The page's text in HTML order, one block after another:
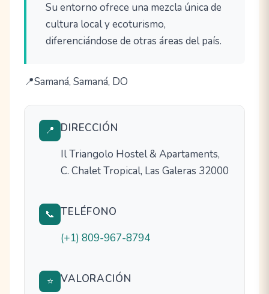
Su entorno ofrece una mezcla única de
cultura local y ecoturismo,
diferenciándose de otras áreas del país.
Samaná, Samaná, DO
📍 DIRECCIÓN
Il Triangolo Hostel & Apartaments,
C. Chalet Tropical, Las Galeras 32000
📞 TELÉFONO
(+1) 809-967-8794
⭐ VALORACIÓN